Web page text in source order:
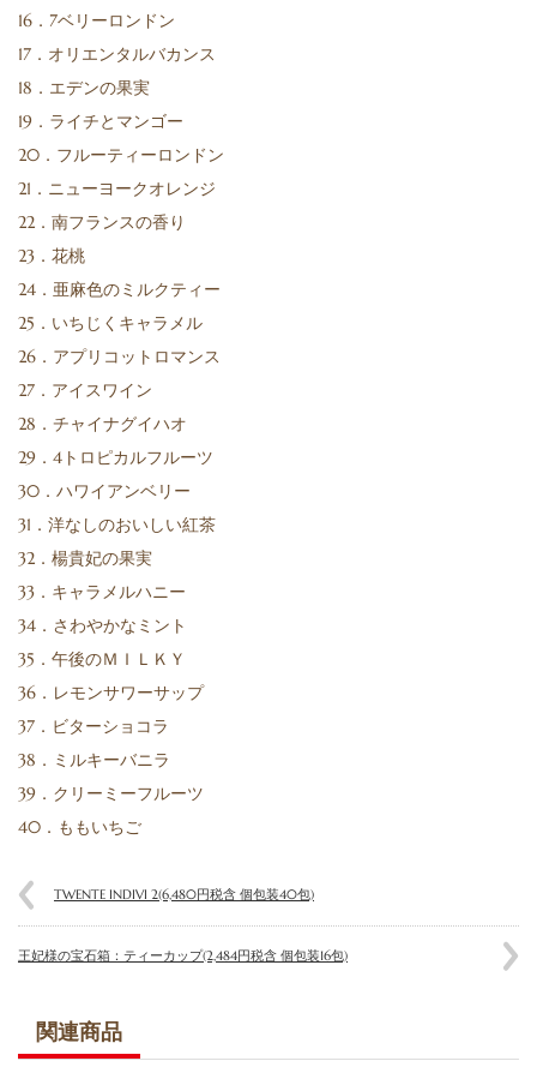
16．7ベリーロンドン
17．オリエンタルバカンス
18．エデンの果実
19．ライチとマンゴー
20．フルーティーロンドン
21．ニューヨークオレンジ
22．南フランスの香り
23．花桃
24．亜麻色のミルクティー
25．いちじくキャラメル
26．アプリコットロマンス
27．アイスワイン
28．チャイナグイハオ
29．4トロピカルフルーツ
30．ハワイアンベリー
31．洋なしのおいしい紅茶
32．楊貴妃の果実
33．キャラメルハニー
34．さわやかなミント
35．午後のＭＩＬＫＹ
36．レモンサワーサップ
37．ビターショコラ
38．ミルキーバニラ
39．クリーミーフルーツ
40．ももいちご
TWENTE INDIVI 2(6,480円税含 個包装40包)
王妃様の宝石箱：ティーカップ(2,484円税含 個包装16包)
関連商品